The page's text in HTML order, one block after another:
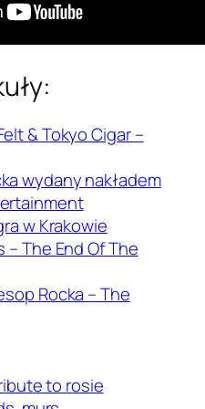
& Tokyo Cigar –
wydany nakładem
w Krakowie
– The End Of The
Rocka – The
to rosie